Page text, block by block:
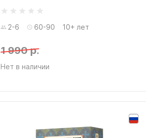
2-6 60-90 10+ лет
1 990 р.
Нет в наличии